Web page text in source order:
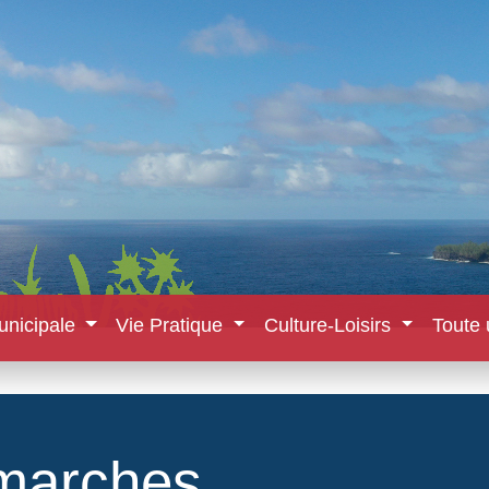
Vie Pratique Culture-Loisirs Toute